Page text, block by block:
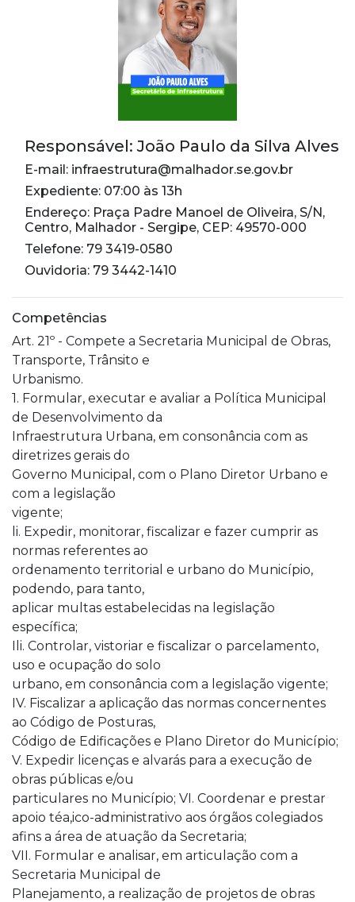
Responsável: João Paulo da Silva Alves
E-mail: infraestrutura@malhador.se.gov.br
Expediente: 07:00 às 13h
Endereço: Praça Padre Manoel de Oliveira, S/N,
Centro, Malhador - Sergipe, CEP: 49570-000
Telefone: 79 3419-0580
Ouvidoria: 79 3442-1410
Competências
Art. 21º - Compete a Secretaria Municipal de Obras,
Transporte, Trânsito e
Urbanismo.
1. Formular, executar e avaliar a Política Municipal
de Desenvolvimento da
Infraestrutura Urbana, em consonância com as
diretrizes gerais do
Governo Municipal, com o Plano Diretor Urbano e
com a legislação
vigente;
li. Expedir, monitorar, fiscalizar e fazer cumprir as
normas referentes ao
ordenamento territorial e urbano do Município,
podendo, para tanto,
aplicar multas estabelecidas na legislação
específica;
Ili. Controlar, vistoriar e fiscalizar o parcelamento,
uso e ocupação do solo
urbano, em consonância com a legislação vigente;
IV. Fiscalizar a aplicação das normas concernentes
ao Código de Posturas,
Código de Edificações e Plano Diretor do Município;
V. Expedir licenças e alvarás para a execução de
obras públicas e/ou
particulares no Município; VI. Coordenar e prestar
apoio téa,ico-administrativo aos órgãos colegiados
afins a área de atuação da Secretaria;
VII. Formular e analisar, em articulação com a
Secretaria Municipal de
Planejamento, a realização de projetos de obras